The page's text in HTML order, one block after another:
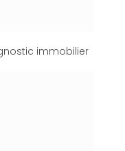
immobilier